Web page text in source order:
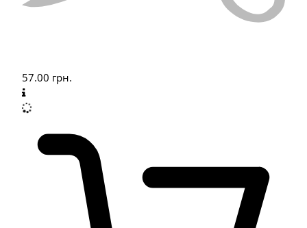
57.00 грн.